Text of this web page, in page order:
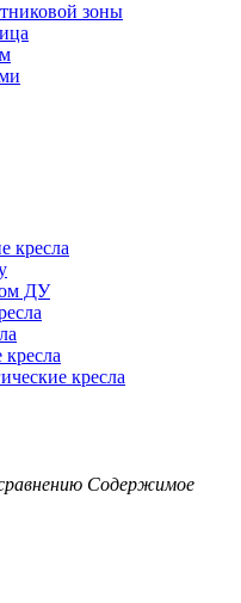
зоны
кресла
ДУ
кресла
Содержимое